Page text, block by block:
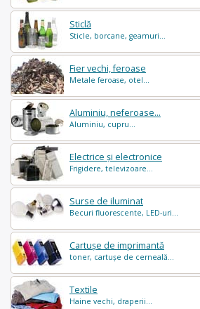
Sticlă
Sticle, borcane, geamuri...
Fier vechi, feroase
Metale feroase, otel...
Aluminiu, neferoase...
Aluminiu, cupru...
Electrice și electronice
Frigidere, televizoare...
Surse de iluminat
Becuri fluorescente, LED-uri...
Cartușe de imprimantă
toner, cartușe de cerneală...
Textile
Haine vechi, draperii...